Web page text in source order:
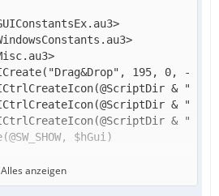
Alles anzeigen